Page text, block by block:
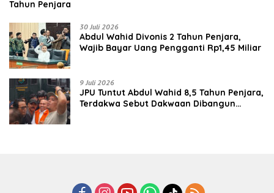
Tahun Penjara
30 Juli 2026
‎‎Abdul Wahid Divonis 2 Tahun Penjara,
Wajib Bayar Uang Pengganti Rp1,45 Miliar
9 Juli 2026
JPU Tuntut Abdul Wahid 8,5 Tahun Penjara,
Terdakwa Sebut Dakwaan Dibangun